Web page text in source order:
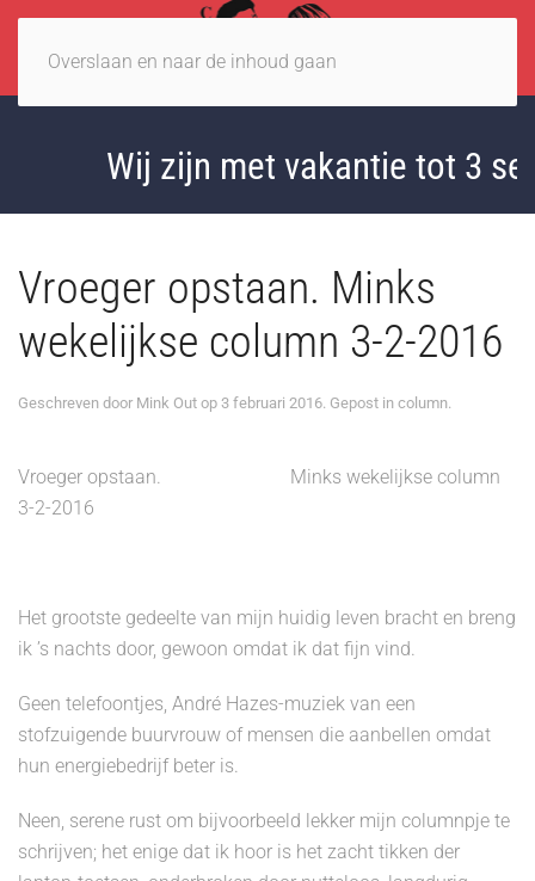
Overslaan en naar de inhoud gaan
Wij zijn met vakantie tot 3
Vroeger opstaan. Minks
wekelijkse column 3-2-2016
Geschreven door Mink Out op 3 februari 2016. Gepost in column.
Vroeger opstaan. Minks wekelijkse column
3-2-2016
Het grootste gedeelte van mijn huidig leven bracht en breng
ik ’s nachts door, gewoon omdat ik dat fijn vind.
Geen telefoontjes, André Hazes-muziek van een
stofzuigende buurvrouw of mensen die aanbellen omdat
hun energiebedrijf beter is.
Neen, serene rust om bijvoorbeeld lekker mijn columnpje te
schrijven; het enige dat ik hoor is het zacht tikken der